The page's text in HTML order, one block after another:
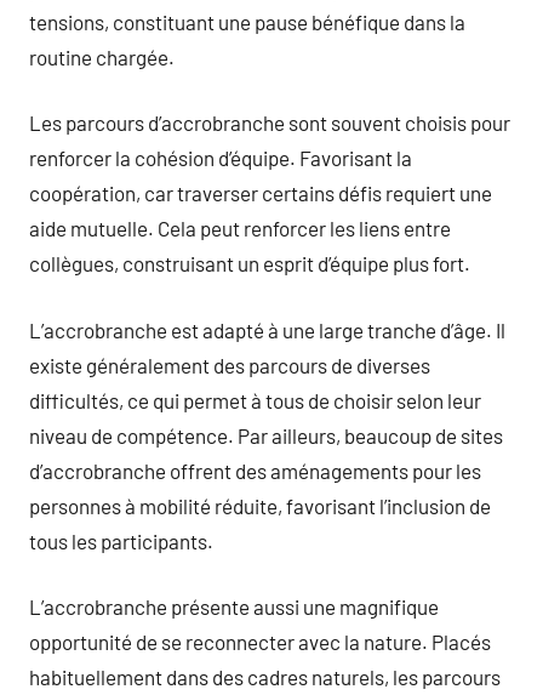
tensions, constituant une pause bénéfique dans la
routine chargée.
Les parcours d’accrobranche sont souvent choisis pour
renforcer la cohésion d’équipe. Favorisant la
coopération, car traverser certains défis requiert une
aide mutuelle. Cela peut renforcer les liens entre
collègues, construisant un esprit d’équipe plus fort.
L’accrobranche est adapté à une large tranche d’âge. Il
existe généralement des parcours de diverses
difficultés, ce qui permet à tous de choisir selon leur
niveau de compétence. Par ailleurs, beaucoup de sites
d’accrobranche offrent des aménagements pour les
personnes à mobilité réduite, favorisant l’inclusion de
tous les participants.
L’accrobranche présente aussi une magnifique
opportunité de se reconnecter avec la nature. Placés
habituellement dans des cadres naturels, les parcours